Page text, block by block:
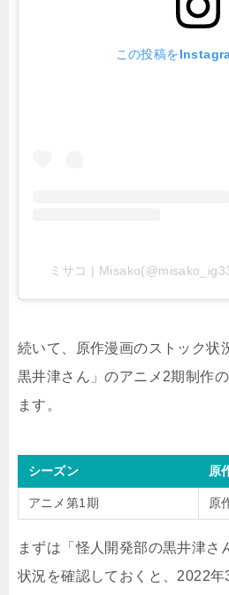
この投稿を
ミサコ |
続いて、原作漫画のストック状
黒井津さん」のアニメ2期制作
ます。
シーズン 原
アニメ第1期 原
まずは「怪人開発部の黒井津さ
状況を確認しておくと、2022